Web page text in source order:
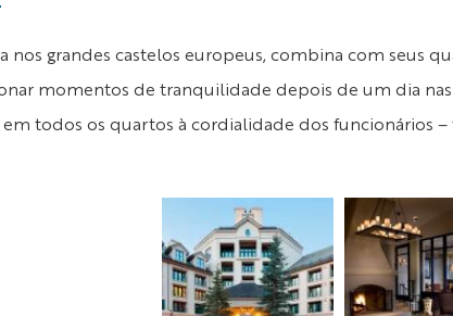
grandes castelos europeus, combina com seus
momentos de tranquilidade depois de um dia nas
todos os quartos à cordialidade dos funcionários